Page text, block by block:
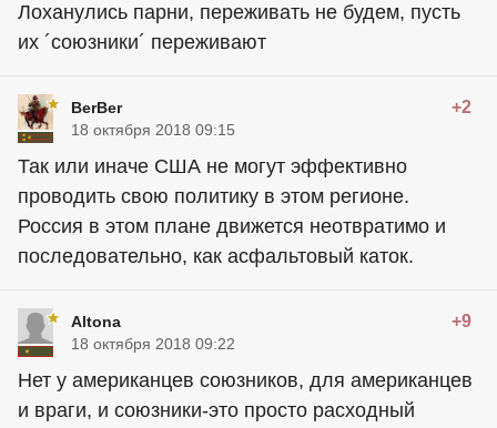
Лоханулись парни, переживать не будем, пусть
их ´союзники´ переживают
BerBer +2
18 октября 2018 09:15
Так или иначе США не могут эффективно
проводить свою политику в этом регионе.
Россия в этом плане движется неотвратимо и
последовательно, как асфальтовый каток.
Altona +9
18 октября 2018 09:22
Нет у американцев союзников, для американцев
и враги, и союзники-это просто расходный